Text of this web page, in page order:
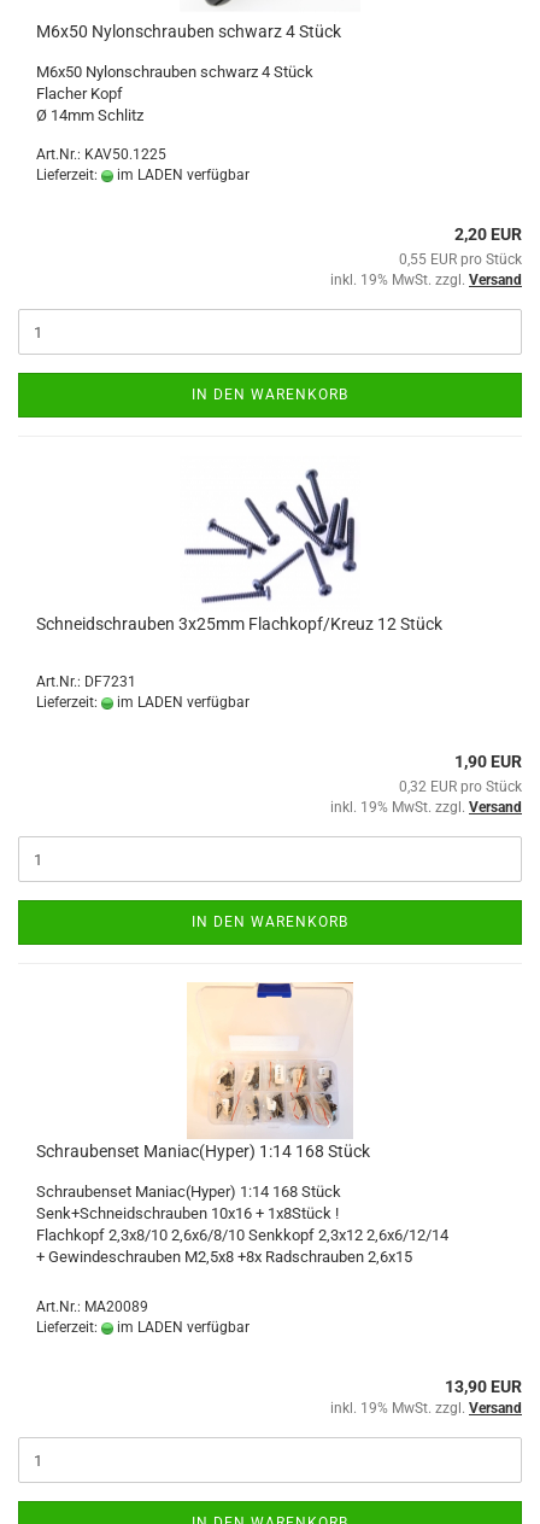
M6x50 Nylonschrauben schwarz 4 Stück
M6x50 Nylonschrauben schwarz 4 Stück
Flacher Kopf
Ø 14mm Schlitz
Art.Nr.: KAV50.1225
Lieferzeit:
im LADEN verfügbar
2,20 EUR
0,55 EUR pro Stück
inkl. 19% MwSt. zzgl. Versand
IN DEN WARENKORB
Schneidschrauben 3x25mm Flachkopf/Kreuz 12 Stück
Art.Nr.: DF7231
Lieferzeit:
im LADEN verfügbar
1,90 EUR
0,32 EUR pro Stück
inkl. 19% MwSt. zzgl. Versand
IN DEN WARENKORB
Schraubenset Maniac(Hyper) 1:14 168 Stück
Schraubenset Maniac(Hyper) 1:14 168 Stück
Senk+Schneidschrauben 10x16 + 1x8Stück !
Flachkopf 2,3x8/10 2,6x6/8/10 Senkkopf 2,3x12 2,6x6/12/14
+ Gewindeschrauben M2,5x8 +8x Radschrauben 2,6x15
Art.Nr.: MA20089
Lieferzeit:
im LADEN verfügbar
13,90 EUR
inkl. 19% MwSt. zzgl. Versand